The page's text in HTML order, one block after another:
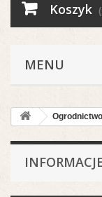
Koszyk
MENU